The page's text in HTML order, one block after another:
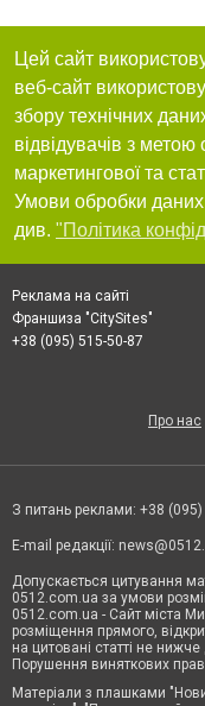
Цей сайт
веб-сайт
збору технічних
відвідувачів з
маркетингової та
Умови обробки даних
див. "Політика
Реклама на сайті
Франшиза "CitySites"
+38 (095) 515-50-87
Про нас
З питань реклами: +38
E-mail редакції:
Допускається цитування
0512.com.ua за умови
0512.com.ua - Сайт міста
розміщення прямого,
на цитовані статті не
Порушення виняткових
Матеріали з плашками